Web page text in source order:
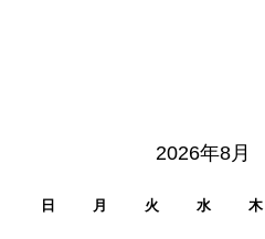
2026年8月
日 月 火 水 木